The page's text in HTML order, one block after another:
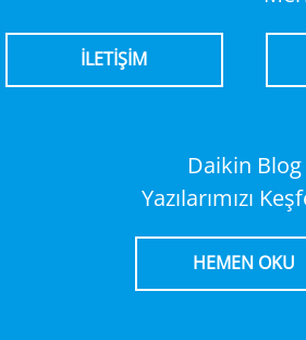
İLETİŞİM
Daikin Blog
Yazılarımızı
HEMEN OKU